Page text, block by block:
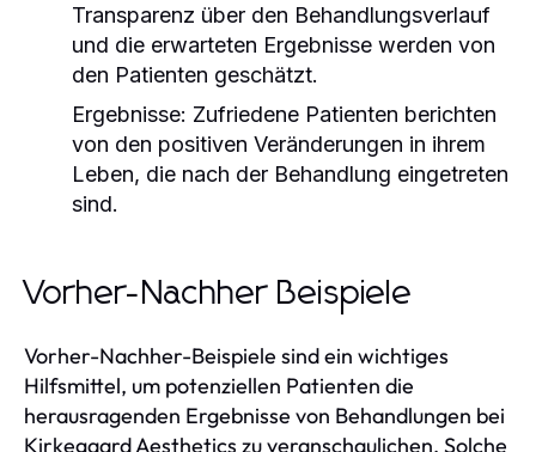
Transparenz über den Behandlungsverlauf
und die erwarteten Ergebnisse werden von
den Patienten geschätzt.
Ergebnisse: Zufriedene Patienten berichten
von den positiven Veränderungen in ihrem
Leben, die nach der Behandlung eingetreten
sind.
Vorher-Nachher Beispiele
Vorher-Nachher-Beispiele sind ein wichtiges
Hilfsmittel, um potenziellen Patienten die
herausragenden Ergebnisse von Behandlungen bei
Kirkegaard Aesthetics zu veranschaulichen. Solche